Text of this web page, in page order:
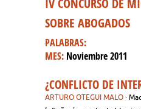
IV CONCURSO DE
SOBRE ABOGADOS
PALABRAS:
MES: Noviembre 2011
¿CONFLICTO DE
ARTURO OTEGUI MALO ·